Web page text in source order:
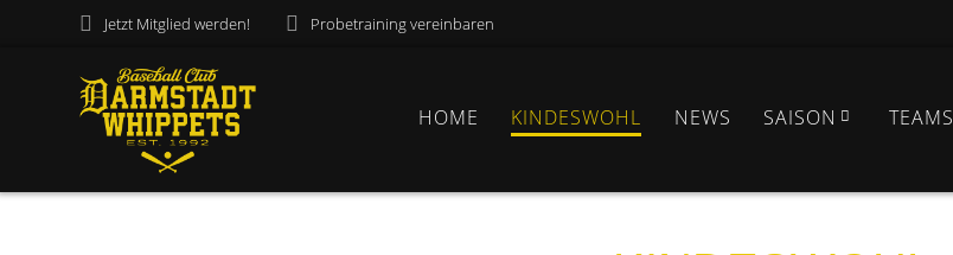
Jetzt Mitglied werden! Probetraining vereinbaren
HOME KINDESWOHL NEWS SAISON TEAMS